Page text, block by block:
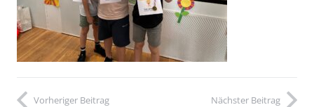
Vorheriger Beitrag Nächster Beitrag